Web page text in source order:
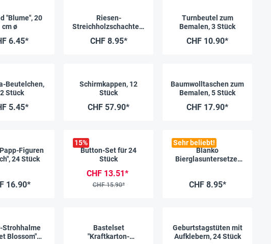
"Blume", 20
cm ø
6.45*
Riesen-
Streichholzschachteln
CHF 8.95*
Turnbeutel zum
Bemalen, 3 Stück
CHF 10.90*
Beutelchen,
Stück
5.45*
Schirmkappen, 12
Stück
CHF 57.90*
Baumwolltaschen zum
Bemalen, 5 Stück
CHF 17.90*
Figuren
24 Stück
16.90*
15%
Button-Set für 24
Stück
CHF 13.51*
CHF 15.90*
Sehr beliebt!
Blanko
Bierglasuntersetzer
CHF 8.95*
Strohhalme
Blossom"
Bastelset
"Kraftkarton-
Geburtstagstüten mit
Aufklebern, 24 Stück